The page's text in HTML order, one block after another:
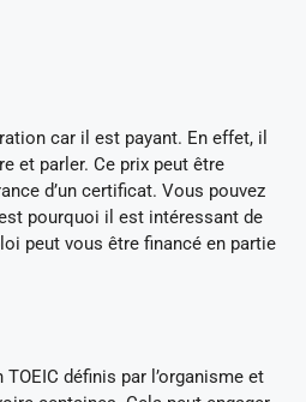
car il est payant. En effet, il
et parler. Ce prix peut être
d’un certificat. Vous pouvez
pourquoi il est intéressant de
peut vous être financé en partie
définis par l’organisme et